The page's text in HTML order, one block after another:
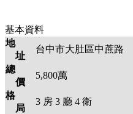
基本資料
地
址
台中市大肚區中蔗路
總
價
5,800萬
格
局
3 房 3 廳 4 衛